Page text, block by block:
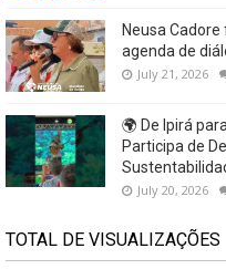
Neusa
agenda de
July 21, 2026
🌍 De Ipirá
Participa de
July 20, 2026
TOTAL DE VISUALIZAÇÕES